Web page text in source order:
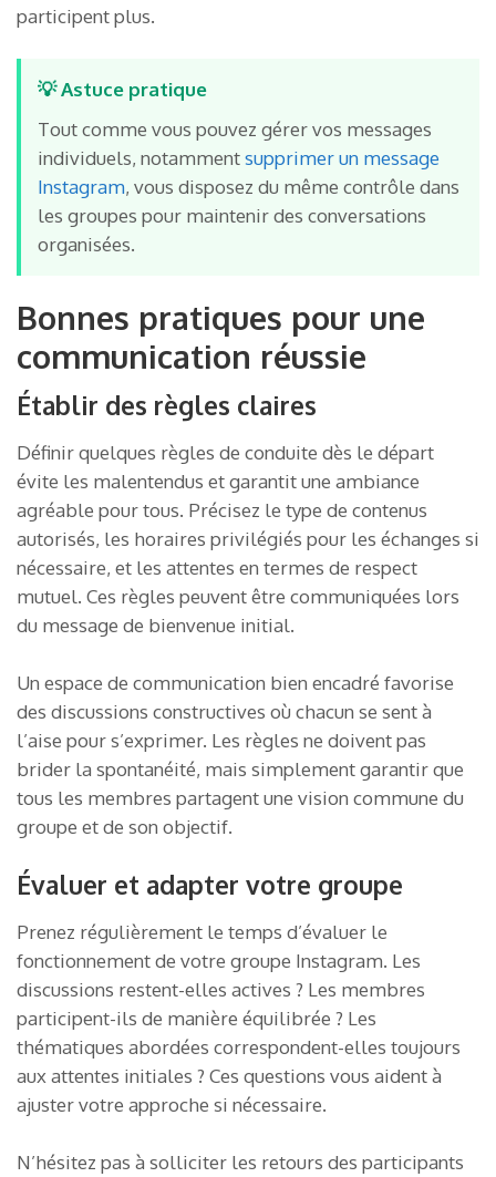
participent plus.
💡 Astuce pratique
Tout comme vous pouvez gérer vos messages
individuels, notammentsupprimer un message
Instagram, vous disposez du même contrôle dans
les groupes pour maintenir des conversations
organisées.
Bonnes pratiques pour une
communication réussie
Établir des règles claires
Définir quelques règles de conduite dès le départ
évite les malentendus et garantit une ambiance
agréable pour tous. Précisez le type de contenus
autorisés, les horaires privilégiés pour les échanges si
nécessaire, et les attentes en termes de respect
mutuel. Ces règles peuvent être communiquées lors
du message de bienvenue initial.
Un espace de communication bien encadré favorise
des discussions constructives où chacun se sent à
l’aise pour s’exprimer. Les règles ne doivent pas
brider la spontanéité, mais simplement garantir que
tous les membres partagent une vision commune du
groupe et de son objectif.
Évaluer et adapter votre groupe
Prenez régulièrement le temps d’évaluer le
fonctionnement de votre groupe Instagram. Les
discussions restent-elles actives ? Les membres
participent-ils de manière équilibrée ? Les
thématiques abordées correspondent-elles toujours
aux attentes initiales ? Ces questions vous aident à
ajuster votre approche si nécessaire.
N’hésitez pas à solliciter les retours des participants